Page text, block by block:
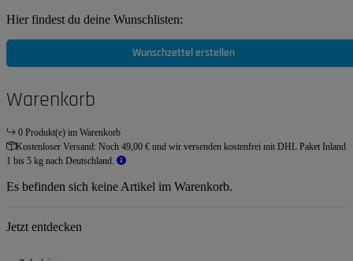
Hier findest du deine Wunschlisten:
Wunschzettel erstellen
Warenkorb
0 Produkt(e) im Warenkorb
Kostenloser Versand: Noch 49,00 € und wir versenden kostenfrei mit DHL Paket Inland
1 bis 5 kg nach Deutschland.
Es befinden sich keine Artikel im Warenkorb.
Jetzt entdecken